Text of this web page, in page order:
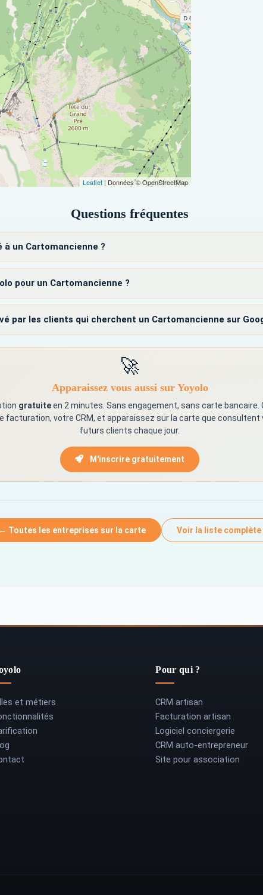
Leaflet | Données © OpenStreetMap
Questions fréquentes
un Cartomancienne ?
pour un Cartomancienne ?
par les clients qui cherchent un Cartomancienne sur
🚀
Apparaissez vous aussi sur Yoyolo
gratuiteen 2 minutes. Sans engagement, sans carte bancaire.
facturation, votre CRM, et apparaissez sur la carte que consultent
futurs clients chaque jour.
M'inscrire gratuitement
← Toutes les entreprises sur la carte Voir la liste complète
et métiers
Pour qui ?
CRM artisan
Facturation artisan
Logiciel conciergerie
CRM auto-entrepreneur
Site pour association